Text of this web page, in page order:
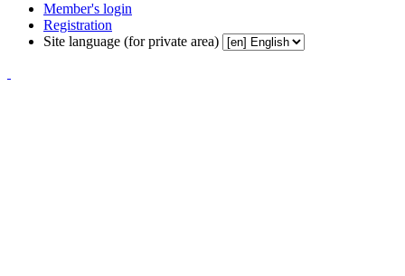
Member's login
Registration
Site language (for private area)